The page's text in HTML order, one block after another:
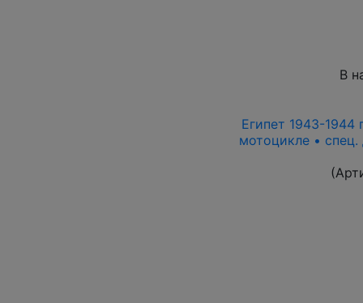
В
Египет 1943-1944
мотоцикле •